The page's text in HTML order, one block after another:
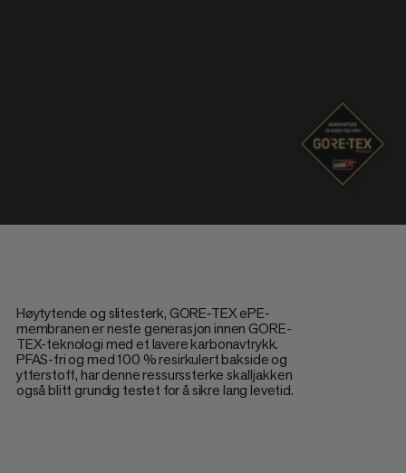
Høytytende og slitesterk, GORE‑TEX ePE-
membranen er neste generasjon innen GORE-
TEX-teknologi med et lavere karbonavtrykk.
PFAS-fri og med 100 % resirkulert bakside og
ytterstoff, har denne ressurssterke skalljakken
også blitt grundig testet for å sikre lang levetid.